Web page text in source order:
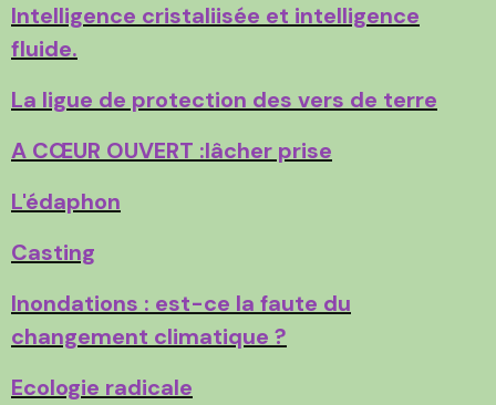
Intelligence cristaliisée et intelligence
fluide.
La ligue de protection des vers de terre
A CŒUR OUVERT :lâcher prise
L'édaphon
Casting
Inondations : est-ce la faute du
changement climatique ?
Ecologie radicale